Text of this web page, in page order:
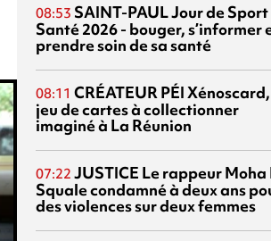
08:53 SAINT-PAULJour de Sport
Santé 2026 - bouger, s’informer
prendre soin de sa santé
08:11 CRÉATEUR PÉI
jeu de cartes à collectionner
imaginé à La Réunion
07:22 JUSTICE Le rappeur Moha
Squale condamné à deux ans
des violences sur deux femmes